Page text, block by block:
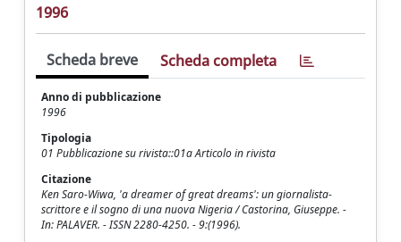
1996
Scheda breve Scheda completa
Anno di pubblicazione
1996
Tipologia
01 Pubblicazione su rivista::01a Articolo in rivista
Citazione
Ken Saro-Wiwa, 'a dreamer of great dreams': un giornalista-
scrittore e il sogno di una nuova Nigeria / Castorina, Giuseppe. -
In: PALAVER. - ISSN 2280-4250. - 9:(1996).